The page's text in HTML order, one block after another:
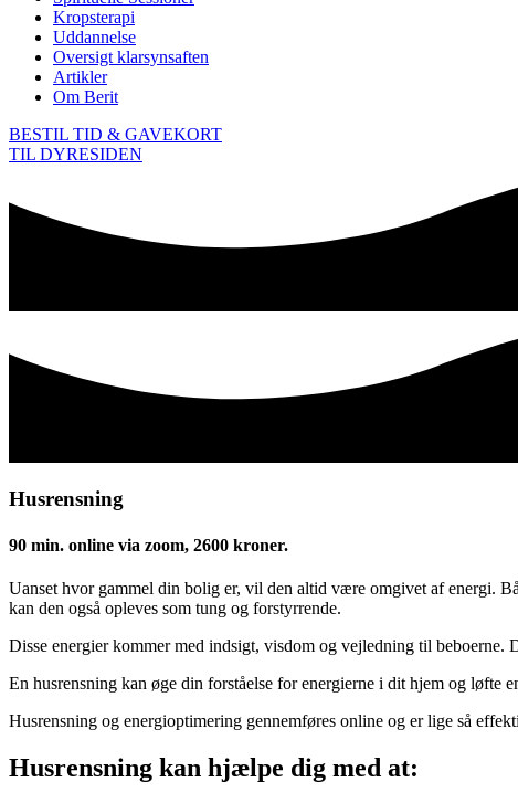
Kropsterapi
Uddannelse
Oversigt klarsynsaften
Artikler
Om Berit
BESTIL TID & GAVEKORT
TIL DYRESIDEN
Husrensning
90 min. online via zoom, 2600 kroner.
Uanset hvor gammel din bolig er, vil den altid være omgivet af energi.
kan den også opleves som tung og forstyrrende.
Disse energier kommer med indsigt, visdom og vejledning til
En husrensning kan øge din forståelse for energierne i dit hjem og løfte
Husrensning og energioptimering gennemføres online og er lige så
Husrensning kan hjælpe dig med at: